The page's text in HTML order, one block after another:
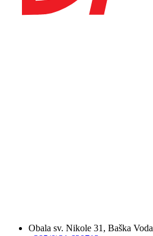
Obala sv. Nikole 31, Baška Voda